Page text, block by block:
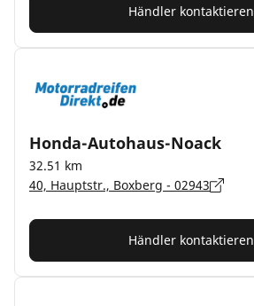
Händler kontaktieren
Honda-Autohaus-Noack
32.51 km
40, Hauptstr., Boxberg - 02943
Händler kontaktieren